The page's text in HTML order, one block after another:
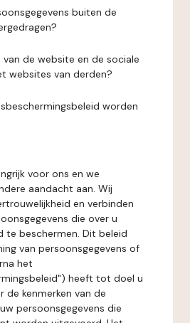
buiten de
van de website en de sociale
websites van derden?
worden
voor ons en we
aandacht aan. Wij
en verbinden
die over u
te beschermen. Dit beleid
van persoonsgegevens of
het
heeft tot doel u
de kenmerken van de
persoonsgegevens die